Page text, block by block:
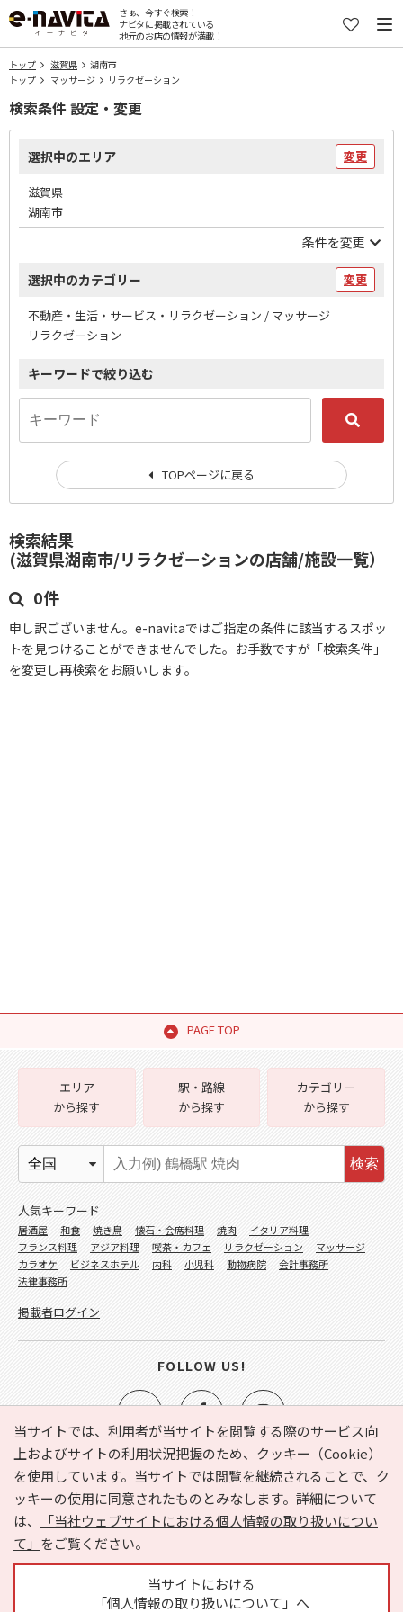
さぁ、今すぐ検索！
ナビタに掲載されている
地元のお店の情報が満載！
トップ 滋賀県
湖南市
トップ
マッサージ リラクゼーション
検索結果
(滋賀県湖南市/リラクゼーションの店舗/施設一覧）
0件
申し訳ございません。e-navitaではご指定の条件に該当するスポッ
トを見つけることができませんでした。お手数ですが「検索条件」
を変更し再検索をお願いします。
検索条件 設定・変更
選択中のエリア 変更
滋賀県
湖南市
条件を変更
選択中のカテゴリー 変更
不動産・生活・サービス・リラクゼーション / マッサージ
リラクゼーション
キーワードで絞り込む
TOPページに戻る
PAGE TOP
当サイトでは、利用者が当サイトを閲覧する際のサービス向
上およびサイトの利用状況把握のため、クッキー（Cookie）
を使用しています。当サイトでは閲覧を継続されることで、ク
ッキーの使用に同意されたものとみなします。詳細について
は、
「当社ウェブサイトにおける個人情報の取り扱いについ
て」 をご覧ください。
当サイトにおける
「個人情報の取り扱いについて」へ
e-NAVITA（イーナビタ）とは？ お気に入り
ヘルプ
利用規約
個人情報の取り扱いについて
運営会社
サイトマップ
広告掲載に関するお問い合わせ
エリア
から探す
駅・路線
から探す
カテゴリー
から探す
検索
人気キーワード
居酒屋 和食 焼き鳥 懐石・会席料理 焼肉
イタリア料理
フランス料理
アジア料理 喫茶・カフェ リラクゼーション
マッサージ
カラオケ
ビジネスホテル 内科 小児科 動物病院
会計事務所
法律事務所
掲載者ログイン
FOLLOW US!